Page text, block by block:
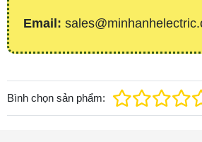
Email:
Bình chọn sản phẩm: